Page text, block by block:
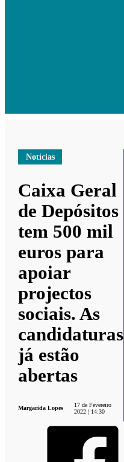
Notícias
Caixa Geral
de Depósitos
tem 500 mil
euros para
apoiar
projectos
sociais. As
candidaturas
já estão
abertas
Margarida Lopes
17 de Fevereiro
2022 | 14:30